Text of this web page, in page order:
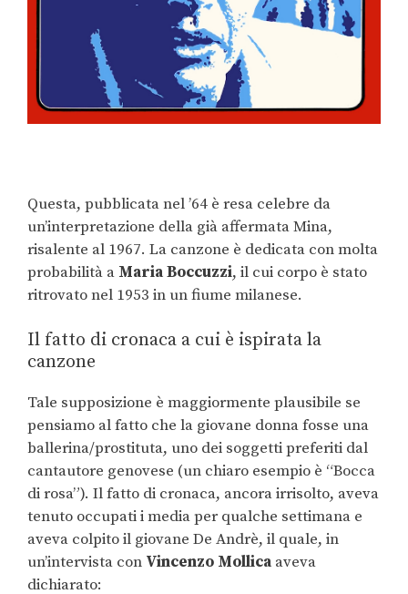
Questa, pubblicata nel ’64 è resa celebre da
un’interpretazione della già affermata Mina,
risalente al 1967. La canzone è dedicata con molta
probabilità a Maria Boccuzzi, il cui corpo è stato
ritrovato nel 1953 in un fiume milanese.
Il fatto di cronaca a cui è ispirata la
canzone
Tale supposizione è maggiormente plausibile se
pensiamo al fatto che la giovane donna fosse una
ballerina/prostituta, uno dei soggetti preferiti dal
cantautore genovese (un chiaro esempio è “Bocca
di rosa”). Il fatto di cronaca, ancora irrisolto, aveva
tenuto occupati i media per qualche settimana e
aveva colpito il giovane De Andrè, il quale, in
un’intervista con Vincenzo Mollica aveva
dichiarato: